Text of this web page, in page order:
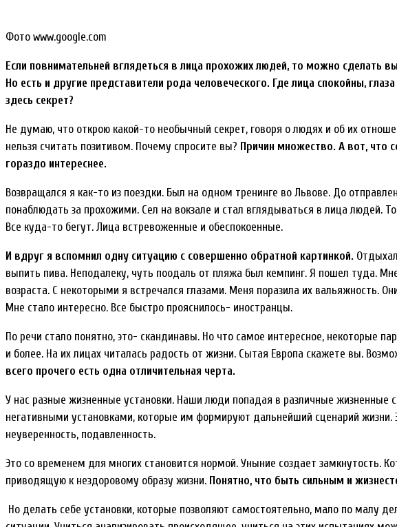
Фото www.google.com
Если повнимательней вглядеться в лица прохожих людей, то можно сделать
Но есть и другие представители рода человеческого. Где лица спокойны,
здесь секрет?
Не думаю, что открою какой-то необычный секрет, говоря о людях и об их
нельзя считать позитивом. Почему спросите вы? Причин множество. А вот, что
гораздо интереснее.
Возвращался я как-то из поездки. Был на одном тренинге во Львове. До
понаблюдать за прохожими. Сел на вокзале и стал вглядываться в лица людей.
Все куда-то бегут. Лица встревоженные и обеспокоенные.
И вдруг я вспомнил одну ситуацию с совершенно обратной картинкой.
выпить пива. Неподалеку, чуть поодаль от пляжа был кемпинг. Я пошел туда.
возраста. С некоторыми я встречался глазами. Меня поразила их вальяжность.
Мне стало интересно. Все быстро прояснилось- иностранцы.
По речи стало понятно, это- скандинавы. Но что самое интересное, некоторые
и более. На их лицах читалась радость от жизни. Сытая Европа скажете вы.
всего прочего есть одна отличительная черта.
У нас разные жизненные установки. Наши люди попадая в различные жизненные
негативными установками, которые им формируют дальнейший сценарий жизни.
неуверенность, подавленность.
Это со временем для многих становится нормой. Уныние создает замкнутость.
приводящую к нездоровому образу жизни. Понятно, что быть сильным и
Но делать себе установки, которые позволяют самостоятельно, мало по малу